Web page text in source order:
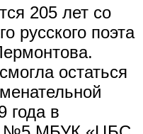
205 лет со
русского поэта
остаться
года в